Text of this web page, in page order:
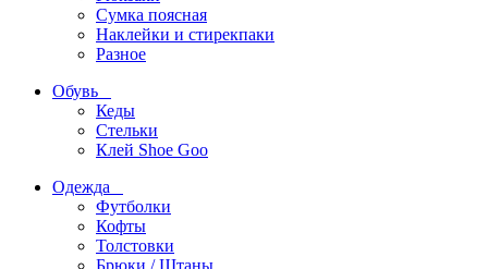
Сумка поясная
Наклейки и стирекпаки
Разное
Обувь
Кеды
Стельки
Клей Shoe Goo
Одежда
Футболки
Кофты
Толстовки
Брюки / Штаны